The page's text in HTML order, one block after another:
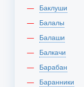
Баклуши
Балалы
Балаши
Балкачи
Барабан
Баранники